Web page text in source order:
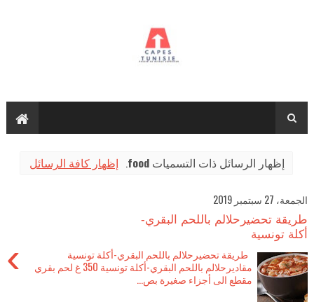
‏إظهار الرسائل ذات التسميات food
. إظهار كافة الرسائل
الجمعة، 27 سبتمبر 2019
طريقة تحضيرحلالم باللحم البقري-
أكلة تونسية
›
طريقة تحضيرحلالم باللحم البقري-أكلة تونسية
مقاديرحلالم باللحم البقري-أكلة تونسية 350 غ لحم بقري
مقطع الى أجزاء صغيرة بص...